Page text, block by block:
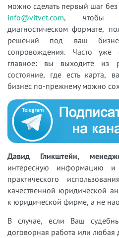
можно сделать первый шаг
info@vitvet.com, чтобы
диагностическом формате,
решений под ваш
сопровождения. Часто уже
главное: вы выходите из
состояние, где есть карта,
бизнес по-прежнему можно
Давид Гликштейн,
интересную информацию
практического
качественной юридической
к юридической фирме, а не
В случае, если Ваш
договорная работа или любая